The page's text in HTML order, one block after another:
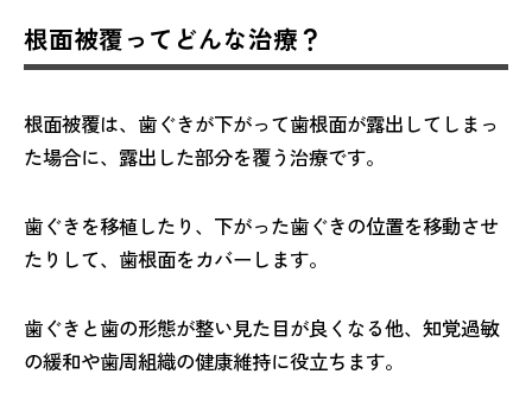
根面被覆ってどんな治療？
根面被覆は、歯ぐきが下がって歯根面が露出してしまっ
た場合に、露出した部分を覆う治療です。
歯ぐきを移植したり、下がった歯ぐきの位置を移動させ
たりして、歯根面をカバーします。
歯ぐきと歯の形態が整い見た目が良くなる他、知覚過敏
の緩和や歯周組織の健康維持に役立ちます。